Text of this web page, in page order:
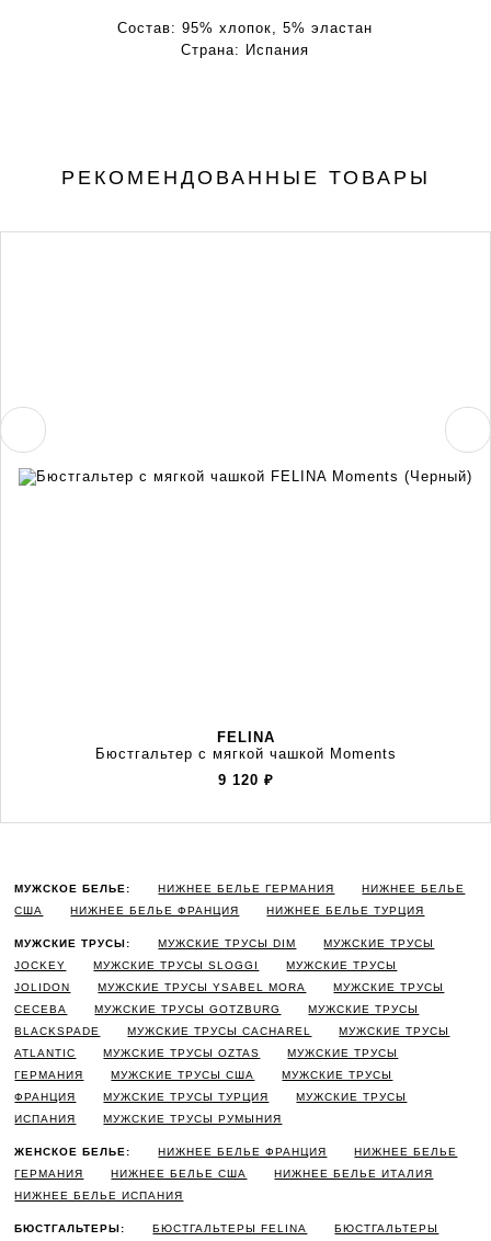
Состав:95% хлопок, 5% эластан
Страна: Испания
РЕКОМЕНДОВАННЫЕ ТОВАРЫ
FELINA
Бюстгальтер с мягкой чашкой Moments
9 120 ₽
МУЖСКОЕ БЕЛЬЕ: НИЖНЕЕ БЕЛЬЕ ГЕРМАНИЯ
НИЖНЕЕ БЕЛЬЕ
США
НИЖНЕЕ БЕЛЬЕ ФРАНЦИЯ НИЖНЕЕ БЕЛЬЕ ТУРЦИЯ
МУЖСКИЕ ТРУСЫ: МУЖСКИЕ ТРУСЫ DIM
МУЖСКИЕ ТРУСЫ
JOCKEY
МУЖСКИЕ ТРУСЫ SLOGGI
МУЖСКИЕ ТРУСЫ
JOLIDON
МУЖСКИЕ ТРУСЫ YSABEL MORA
МУЖСКИЕ ТРУСЫ
CECEBA
МУЖСКИЕ ТРУСЫ GOTZBURG
МУЖСКИЕ ТРУСЫ
BLACKSPADE
МУЖСКИЕ ТРУСЫ CACHAREL
МУЖСКИЕ ТРУСЫ
ATLANTIC
МУЖСКИЕ ТРУСЫ OZTAS
МУЖСКИЕ ТРУСЫ
ГЕРМАНИЯ
МУЖСКИЕ ТРУСЫ США
МУЖСКИЕ ТРУСЫ
ФРАНЦИЯ
МУЖСКИЕ ТРУСЫ ТУРЦИЯ
МУЖСКИЕ ТРУСЫ
ИСПАНИЯ
МУЖСКИЕ ТРУСЫ РУМЫНИЯ
ЖЕНСКОЕ БЕЛЬЕ: НИЖНЕЕ БЕЛЬЕ ФРАНЦИЯ
НИЖНЕЕ БЕЛЬЕ
ГЕРМАНИЯ
НИЖНЕЕ БЕЛЬЕ США
НИЖНЕЕ БЕЛЬЕ ИТАЛИЯ
НИЖНЕЕ БЕЛЬЕ ИСПАНИЯ
БЮСТГАЛЬТЕРЫ: БЮСТГАЛЬТЕРЫ FELINA
БЮСТГАЛЬТЕРЫ